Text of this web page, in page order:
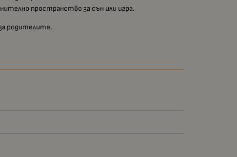
пространство за сън или игра.
родителите.